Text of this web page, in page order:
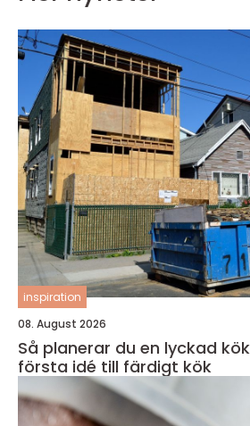
inspiration
08. August 2026
Så planerar du en lyckad
första idé till färdigt kök